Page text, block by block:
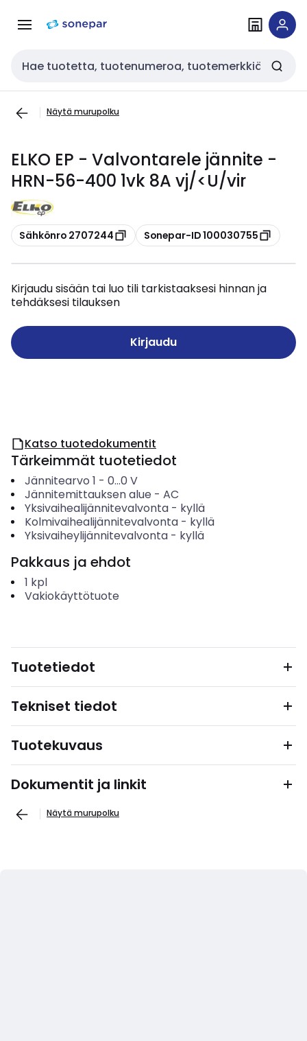
navigointiinsisältöön
Haku
Näytä murupolku
ELKO EP - Valvontarele jännite -
HRN-56-400 1vk 8A vj/<U/vir
Kopioi
Sähkönro 2707244 Kopioi
Sonepar-ID 100030755
Kirjaudu sisään tai luo tili tarkistaaksesi hinnan ja
tehdäksesi tilauksen
Kirjaudu
Katso tuotedokumentit
Tärkeimmät tuotetiedot
Jännitearvo 1 - 0...0 V
Jännitemittauksen alue - AC
Yksivaihealijännitevalvonta- kyllä
Kolmivaihealijännitevalvonta- kyllä
Yksivaiheylijännitevalvonta- kyllä
Pakkaus ja ehdot
1 kpl
Vakiokäyttötuote
Tuotetiedot
Tekniset tiedot
Tuotekuvaus
Dokumentit ja linkit
Näytä murupolku